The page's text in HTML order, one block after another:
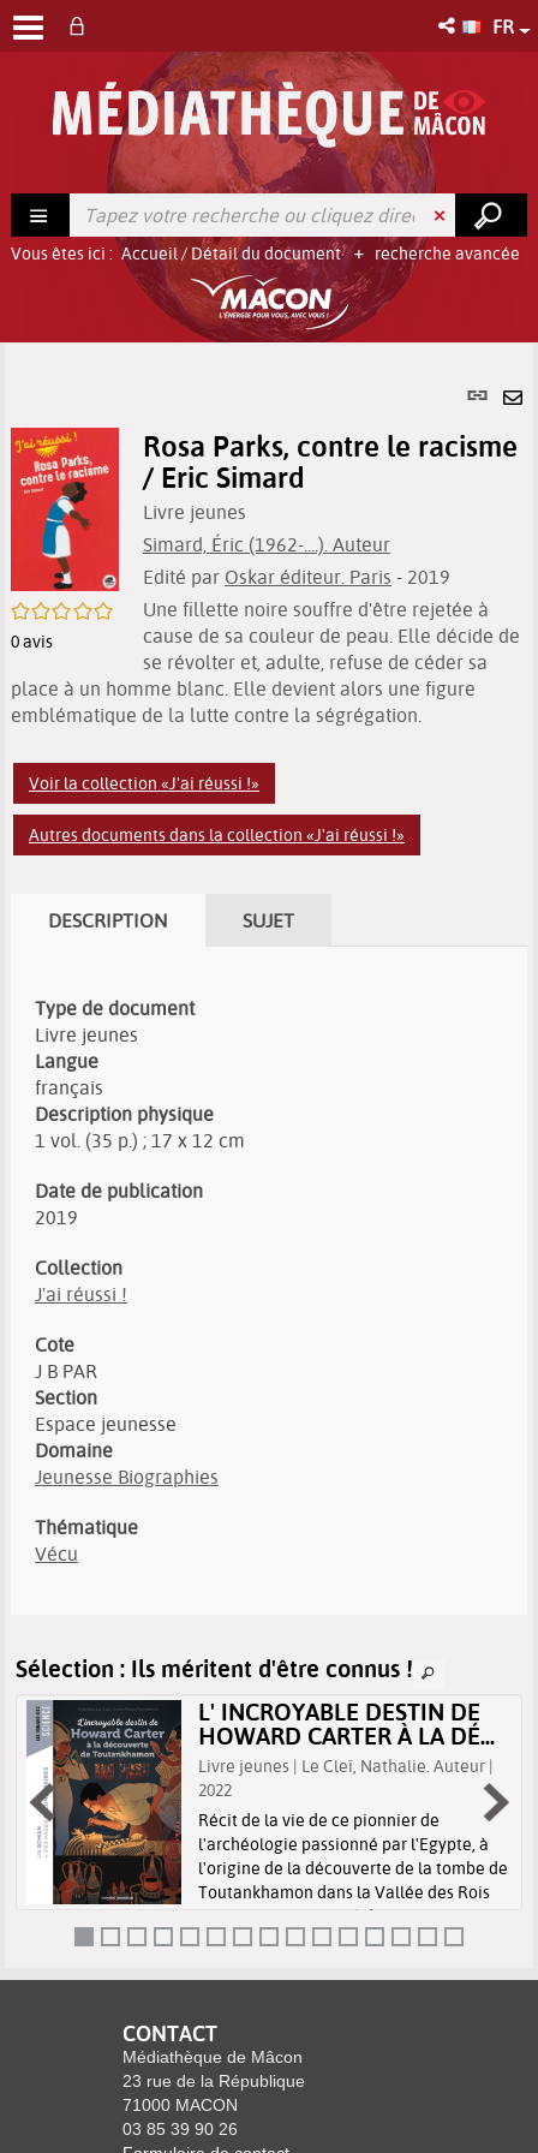
FR
recherche avancée
Vous êtes ici : Accueil/ Détail du document
Lien
/5
0avis
Rosa Parks, contre le racisme
/ Eric Simard
Livre jeunes
Simard, Éric (1962-....). Auteur
Edité par Oskar éditeur. Paris - 2019
Une fillette noire souffre d'être rejetée à
cause de sa couleur de peau. Elle décide de
se révolter et, adulte, refuse de céder sa
place à un homme blanc. Elle devient alors une figure
emblématique de la lutte contre la ségrégation.
Voir la collection «J'ai réussi !»
Autres documents dans la collection «J'ai réussi !»
DESCRIPTION SUJET
Type de document
Livre jeunes
Langue
français
Description physique
1 vol. (35 p.) ; 17 x 12 cm
Date de publication
2019
Collection
J'ai réussi !
Cote
J B PAR
Section
Espace jeunesse
Domaine
Jeunesse Biographies
Thématique
Vécu
Sélection : Ils méritent d'être connus !
L' INCROYABLE DESTIN DE
HOWARD CARTER À LA DÉ...
Livre jeunes | Le Cleï, Nathalie. Auteur |
2022
Récit de la vie de ce pionnier de
l'archéologie passionné par l'Egypte, à
l'origine de la découverte de la tombe de
Toutankhamon dans la Vallée des Rois
en 1922, accompagné de pages
documentaires expliquant les notions et
CONTACT
Médiathèque de Mâcon
23 rue de la République
71000 MACON
03 85 39 90 26